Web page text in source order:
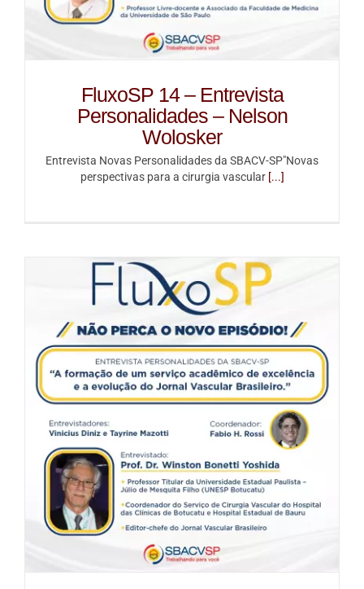
FluxoSP 14 – Entrevista
Personalidades – Nelson
Wolosker
Entrevista Novas Personalidades da SBACV-SP"Novas
perspectivas para a cirurgia vascular[...]